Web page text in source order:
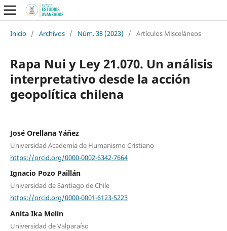
Inicio / Archivos / Núm. 38 (2023) / Artículos Misceláneos
Rapa Nui y Ley 21.070. Un análisis
interpretativo desde la acción
geopolítica chilena
José Orellana Yáñez
Universidad Academia de Humanismo Cristiano
https://orcid.org/0000-0002-6342-7664
Ignacio Pozo Paillán
Universidad de Santiago de Chile
https://orcid.org/0000-0001-6123-5223
Anita Ika Melín
Universidad de Valparaíso